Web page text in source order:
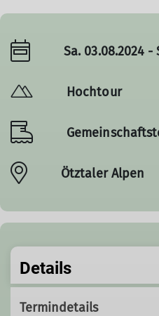
Sa. 03.08.2024 -
Hochtour
Ötztaler Alpen
Details
Termindetails